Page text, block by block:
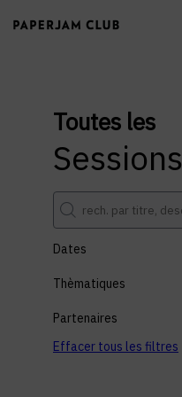
Toutes les
Sessions
Dates
Thèmatiques
Partenaires
Effacer tous les filtres